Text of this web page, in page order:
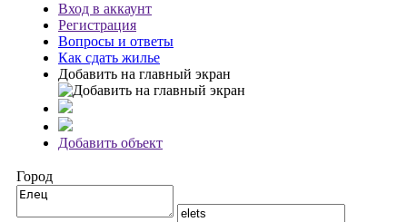
Вход в аккаунт
Регистрация
Вопросы и ответы
Как сдать жилье
Добавить на главный экран
Добавить объект
Город